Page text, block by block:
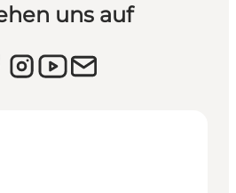
uns auf